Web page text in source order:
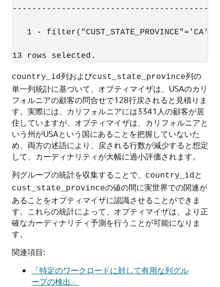
1 - filter("CUST_STATE_PROVINCE"='CA'
country_id列およびcust_state_province列の
単一列統計に基づいて、オプティマイザは、USAのカリ
フォルニアの顧客の問合せで128行戻されると見積りま
す。実際には、カリフォルニアには3341人の顧客が居
住していますが、オプティマイザは、カリフォルニアと
いう州がUSAという国にあることを把握していないた
め、両方の述語により、戻される行数が減少すると想定
して、カーディナリティが大幅に過小評価されます。
列グループの統計を収集することで、
country_idと
cust_state_provinceの値の間に実世界での関連が
あることをオプティマイザに認識させることができま
す。これらの統計によって、オプティマイザは、より正
確なカーディナリティ予測を行うことが可能になりま
す。
関連項目:
「特定のワークロードに対して有用な列グル
ープの検出」